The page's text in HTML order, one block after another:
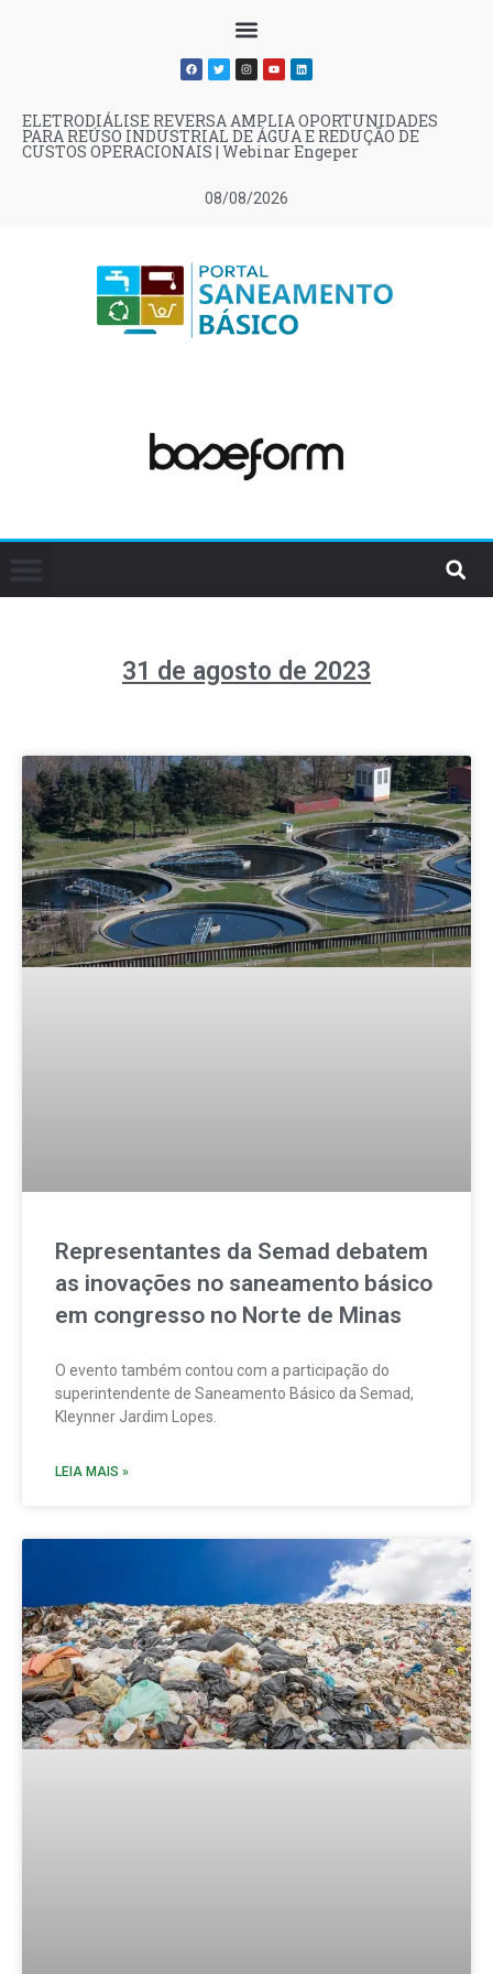
08/08/2026
ELETRODIÁLISE REVERSA AMPLIA OPORTUNIDADES
PARA REÚSO INDUSTRIAL DE ÁGUA E REDUÇÃO DE
CUSTOS OPERACIONAIS | Webinar Engeper
31 de agosto de 2023
Representantes da Semad debatem
as inovações no saneamento básico
em congresso no Norte de Minas
O evento também contou com a participação do
superintendente de Saneamento Básico da Semad,
Kleynner Jardim Lopes.
LEIA MAIS »